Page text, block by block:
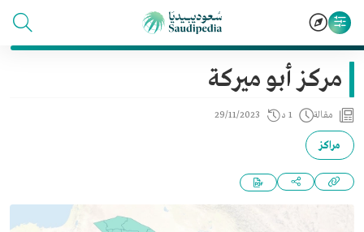
مركز أبو ميركة
مقالة 1 د 29/11/2023
مراكز